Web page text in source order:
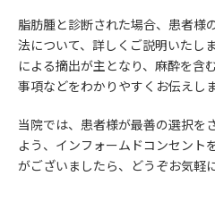
脂肪腫と診断された場合、患者様
法について、詳しくご説明いたし
による摘出が主となり、麻酔を含
事項などをわかりやすくお伝えしま
当院では、患者様が最善の選択を
よう、インフォームドコンセント
がございましたら、どうぞお気軽